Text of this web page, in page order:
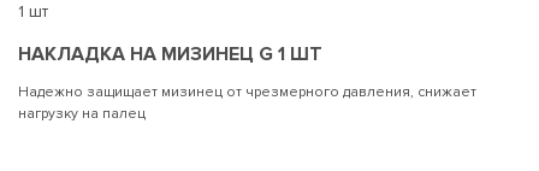
1 шт
НАКЛАДКА НА МИЗИНЕЦ G 1 ШТ
Надежно защищает мизинец от чрезмерного давления, снижает
нагрузку на палец